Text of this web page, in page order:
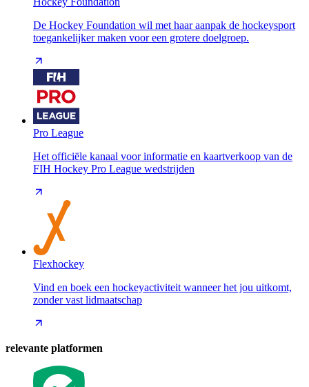
De Hockey Foundation wil met haar aanpak de hockeysport
toegankelijker maken voor een grotere doelgroep.
Pro League
Het officiële kanaal voor informatie en kaartverkoop van de
FIH Hockey Pro League wedstrijden
Flexhockey
Vind en boek een hockeyactiviteit wanneer het jou uitkomt,
zonder vast lidmaatschap
relevante platformen